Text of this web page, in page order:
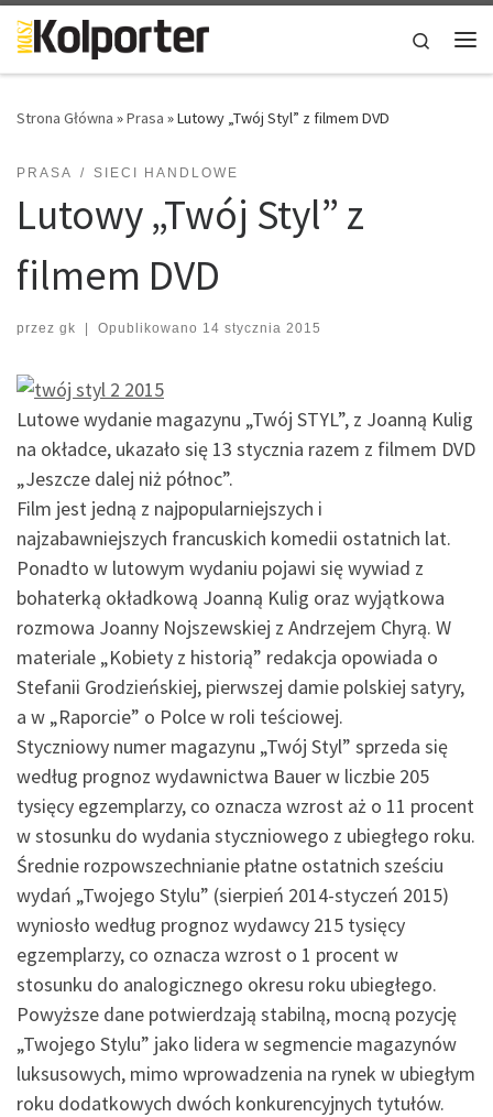
Skip to content
Search
Strona Główna »Prasa »Lutowy „Twój Styl” z filmem DVD
PRASA SIECI HANDLOWE
Lutowy „Twój Styl” z
filmem DVD
przez gk | Opublikowano 14 stycznia 2015
Lutowe wydanie magazynu „Twój STYL”, z Joanną Kulig
na okładce, ukazało się 13 stycznia razem z filmem DVD
„Jeszcze dalej niż północ”.
Film jest jedną z najpopularniejszych i
najzabawniejszych francuskich komedii ostatnich lat.
Ponadto w lutowym wydaniu pojawi się wywiad z
bohaterką okładkową Joanną Kulig oraz wyjątkowa
rozmowa Joanny Nojszewskiej z Andrzejem Chyrą. W
materiale „Kobiety z historią” redakcja opowiada o
Stefanii Grodzieńskiej, pierwszej damie polskiej satyry,
a w „Raporcie” o Polce w roli teściowej.
Styczniowy numer magazynu „Twój Styl” sprzeda się
według prognoz wydawnictwa Bauer w liczbie 205
tysięcy egzemplarzy, co oznacza wzrost aż o 11 procent
w stosunku do wydania styczniowego z ubiegłego roku.
Średnie rozpowszechnianie płatne ostatnich sześciu
wydań „Twojego Stylu” (sierpień 2014-styczeń 2015)
wyniosło według prognoz wydawcy 215 tysięcy
egzemplarzy, co oznacza wzrost o 1 procent w
stosunku do analogicznego okresu roku ubiegłego.
Powyższe dane potwierdzają stabilną, mocną pozycję
„Twojego Stylu” jako lidera w segmencie magazynów
luksusowych, mimo wprowadzenia na rynek w ubiegłym
roku dodatkowych dwóch konkurencyjnych tytułów.